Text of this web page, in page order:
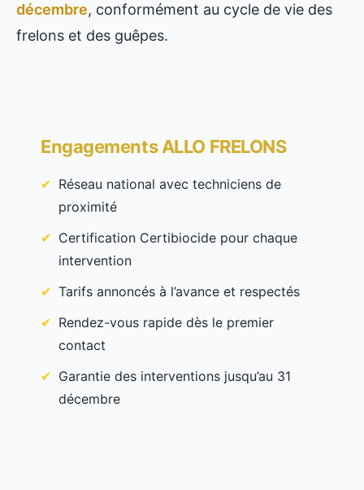
décembre, conformément au cycle de vie des
frelons et des guêpes.
Engagements ALLO FRELONS
Réseau national avec techniciens de
proximité
Certification Certibiocide pour chaque
intervention
Tarifs annoncés à l’avance et respectés
Rendez-vous rapide dès le premier
contact
Garantie des interventions jusqu’au 31
décembre